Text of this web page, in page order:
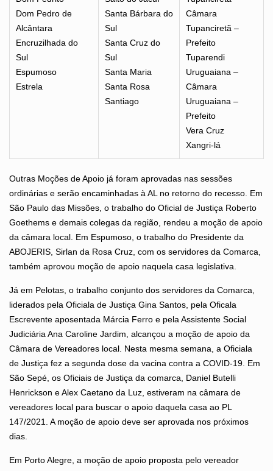
Dom Pedro de
Alcântara
Encruzilhada do
Sul
Espumoso
Estrela
Santa Bárbara do
Sul
Santa Cruz do
Sul
Santa Maria
Santa Rosa
Santiago
Câmara
Tupanciretã –
Prefeito
Tuparendi
Uruguaiana –
Câmara
Uruguaiana –
Prefeito
Vera Cruz
Xangri-lá
Outras Moções de Apoio já foram aprovadas nas sessões
ordinárias e serão encaminhadas à AL no retorno do recesso. Em
São Paulo das Missões, o trabalho do Oficial de Justiça Roberto
Goethems e demais colegas da região, rendeu a moção de apoio
da câmara local. Em Espumoso, o trabalho do Presidente da
ABOJERIS, Sirlan da Rosa Cruz, com os servidores da Comarca,
também aprovou moção de apoio naquela casa legislativa.
Já em Pelotas, o trabalho conjunto dos servidores da Comarca,
liderados pela Oficiala de Justiça Gina Santos, pela Oficala
Escrevente aposentada Márcia Ferro e pela Assistente Social
Judiciária Ana Caroline Jardim, alcançou a moção de apoio da
Câmara de Vereadores local. Nesta mesma semana, a Oficiala
de Justiça fez a segunda dose da vacina contra a COVID-19. Em
São Sepé, os Oficiais de Justiça da comarca, Daniel Butelli
Henrickson e Alex Caetano da Luz, estiveram na câmara de
vereadores local para buscar o apoio daquela casa ao PL
147/2021. A moção de apoio deve ser aprovada nos próximos
dias.
Em Porto Alegre, a moção de apoio proposta pelo vereador